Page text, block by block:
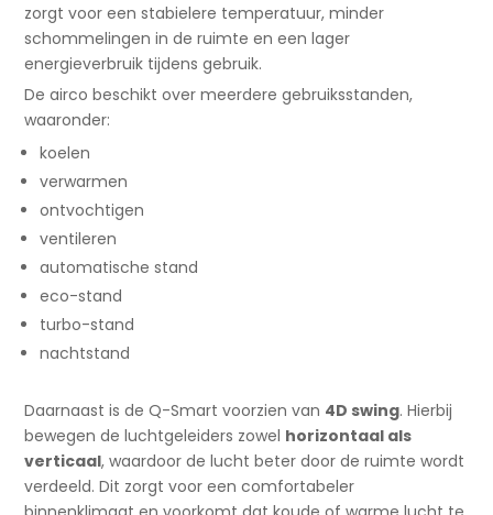
zorgt voor een stabielere temperatuur, minder
schommelingen in de ruimte en een lager
energieverbruik tijdens gebruik.
De airco beschikt over meerdere gebruiksstanden,
waaronder:
koelen
verwarmen
ontvochtigen
ventileren
automatische stand
eco-stand
turbo-stand
nachtstand
Daarnaast is de Q-Smart voorzien van 4D swing. Hierbij
bewegen de luchtgeleiders zowel horizontaal als
verticaal, waardoor de lucht beter door de ruimte wordt
verdeeld. Dit zorgt voor een comfortabeler